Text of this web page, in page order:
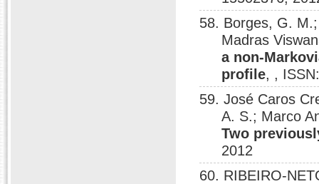
58. Borges, G.
Madras
a non-
profile, ,
59. José Caros
A. S.; Marco
Two
2012
60. RIBEIRO-